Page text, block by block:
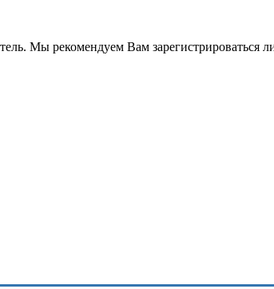
Мы рекомендуем Вам зарегистрироваться